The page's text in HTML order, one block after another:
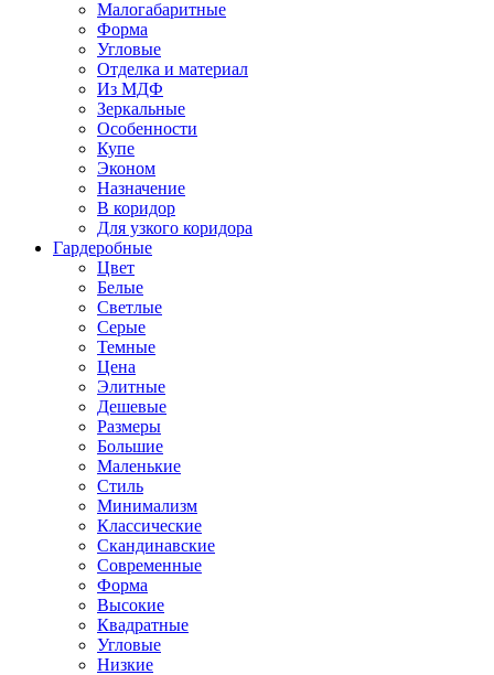
Малогабаритные
Форма
Угловые
Отделка и материал
Из МДФ
Зеркальные
Особенности
Купе
Эконом
Назначение
В коридор
Для узкого коридора
Гардеробные
Цвет
Белые
Светлые
Серые
Темные
Цена
Элитные
Дешевые
Размеры
Большие
Маленькие
Стиль
Минимализм
Классические
Скандинавские
Современные
Форма
Высокие
Квадратные
Угловые
Низкие